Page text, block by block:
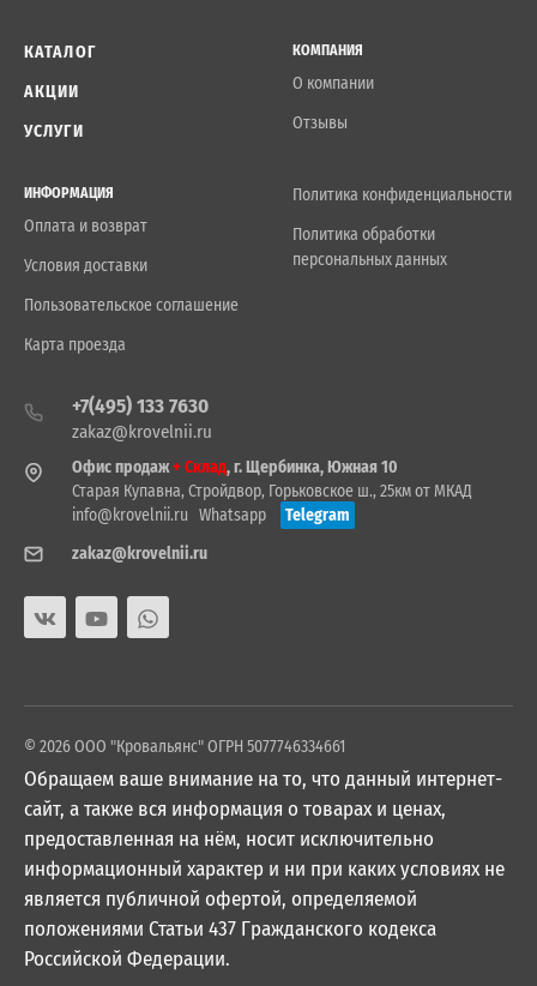
КАТАЛОГ
АКЦИИ
УСЛУГИ
КОМПАНИЯ
О компании
Отзывы
ИНФОРМАЦИЯ
Оплата и возврат
Условия доставки
Пользовательское соглашение
Карта проезда
Политика конфиденциальности
Политика обработки
персональных данных
+7(495) 133 7630
zakaz@krovelnii.ru
Офис продаж+ Склад, г. Щербинка, Южная 10
Старая Купавна, Стройдвор, Горьковское ш., 25км от МКАД
info@krovelnii.ru Whatsapp
Telegram
zakaz@krovelnii.ru
© 2026 ООО "Кровальянс" ОГРН 5077746334661
Обращаем ваше внимание на то, что данный интернет-
сайт, а также вся информация о товарах и ценах,
предоставленная на нём, носит исключительно
информационный характер и ни при каких условиях не
является публичной офертой, определяемой
положениями Статьи 437 Гражданского кодекса
Российской Федерации.